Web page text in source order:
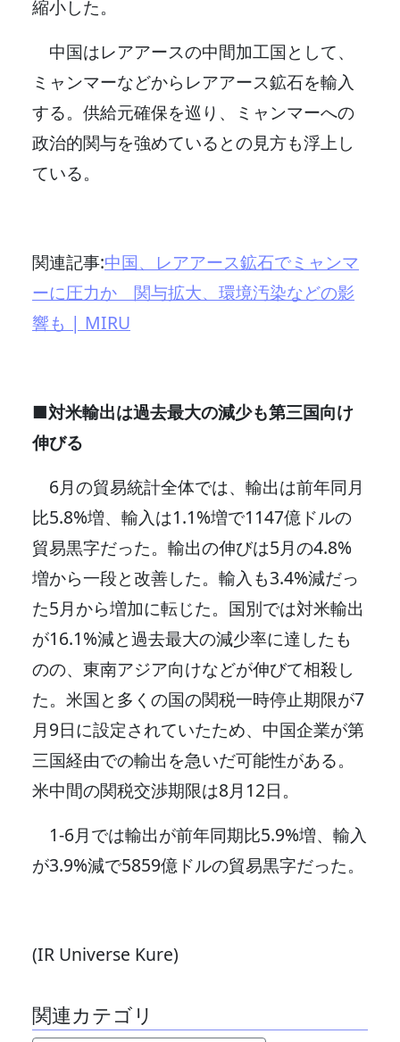
縮小した。
中国はレアアースの中間加工国として、
ミャンマーなどからレアアース鉱石を輸入
する。供給元確保を巡り、ミャンマーへの
政治的関与を強めているとの見方も浮上し
ている。
関連記事:中国、レアアース鉱石でミャンマ
ーに圧力か 関与拡大、環境汚染などの影
響も | MIRU
■対米輸出は過去最大の減少も第三国向け
伸びる
6月の貿易統計全体では、輸出は前年同月
比5.8%増、輸入は1.1%増で1147億ドルの
貿易黒字だった。輸出の伸びは5月の4.8%
増から一段と改善した。輸入も3.4%減だっ
た5月から増加に転じた。国別では対米輸出
が16.1%減と過去最大の減少率に達したも
のの、東南アジア向けなどが伸びて相殺し
た。米国と多くの国の関税一時停止期限が7
月9日に設定されていたため、中国企業が第
三国経由での輸出を急いだ可能性がある。
米中間の関税交渉期限は8月12日。
1-6月では輸出が前年同期比5.9%増、輸入
が3.9%減で5859億ドルの貿易黒字だった。
(IR Universe Kure)
関連カテゴリ